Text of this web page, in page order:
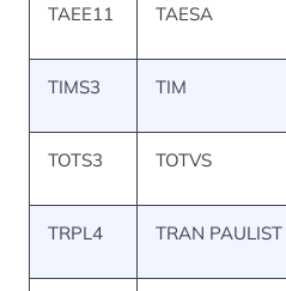
TAEE11 TAESA
TIMS3 TIM
TOTS3 TOTVS
TRPL4 TRAN PAULIST